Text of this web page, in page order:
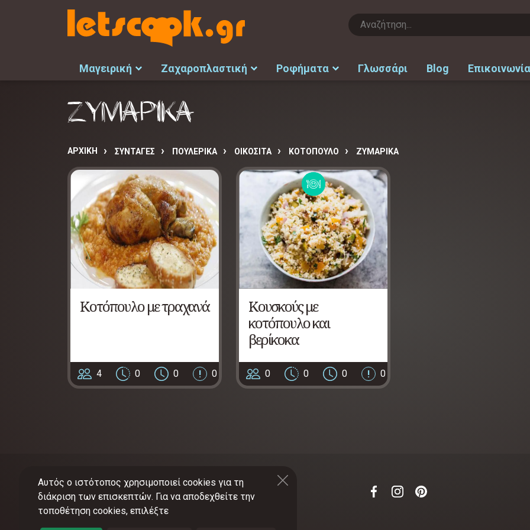
Μαγειρική Ζαχαροπλαστική Ροφήματα Γλωσσάρι Blog Επικοινωνία
ΖΥΜΑΡΙΚΑ
ΑΡΧΙΚΉ ΣΥΝΤΑΓΈΣ ΠΟΥΛΕΡΙΚΑ ΟΙΚΟΣΙΤΑ ΚΟΤΟΠΟΥΛΟ ΖΥΜΑΡΙΚΑ
Κοτόπουλο με τραχανά
4 0 0 0
Κουσκούς με
κοτόπουλο και
βερίκοκα
0 0 0 0
Αυτός ο ιστότοπος χρησιμοποιεί cookies για τη
διάκριση των επισκεπτών. Για να αποδεχθείτε την
τοποθέτηση cookies, επιλέξτε